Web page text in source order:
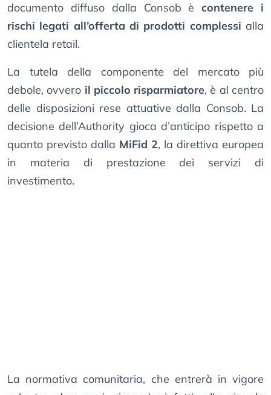
documento diffuso dalla Consob ècontenere i
rischi legati all’offerta di prodotti complessi alla
clientela retail.
La tutela della componente del mercato più
debole, ovvero il piccolo risparmiatore, è al centro
delle disposizioni rese attuative dalla Consob. La
decisione dell’Authority gioca d’anticipo rispetto a
quanto previsto dalla MiFid 2, la direttiva europea
in materia di prestazione dei servizi di
investimento.
La normativa comunitaria, che entrerà in vigore